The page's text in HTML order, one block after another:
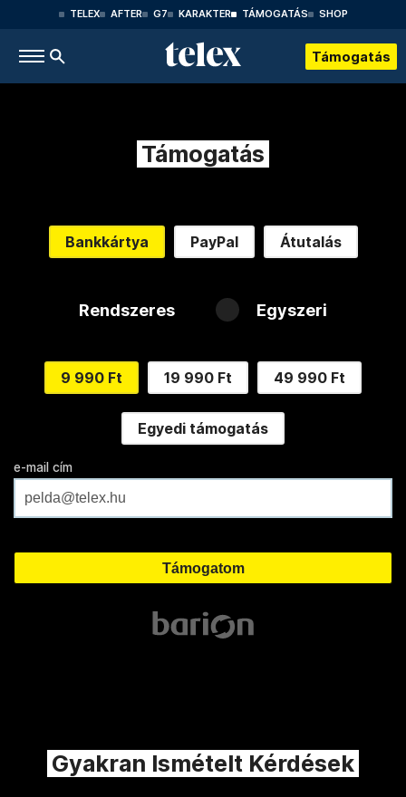
TELEX AFTER G7 KARAKTER TÁMOGATÁS SHOP
Támogatás
Támogatás
Bankkártya PayPal Átutalás
Rendszeres Egyszeri
9 990 Ft 19 990 Ft 49 990 Ft
Egyedi támogatás
e-mail cím
Gyakran Ismételt Kérdések